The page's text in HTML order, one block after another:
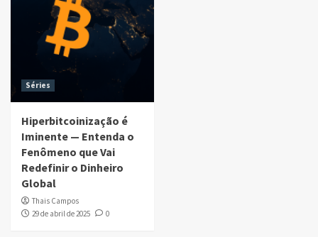
Séries
Hiperbitcoinização é
Iminente — Entenda o
Fenômeno que Vai
Redefinir o Dinheiro
Global
Thais Campos
29 de abril de 2025
0